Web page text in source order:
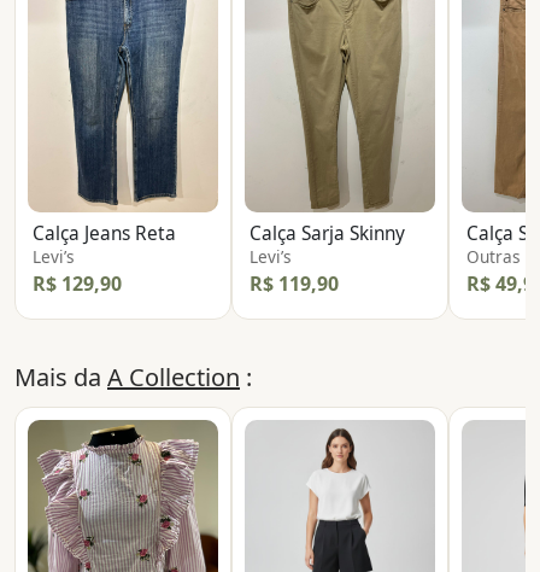
Calça Jeans Reta
Levi’s
R$ 129,90
Calça Sarja Skinny
Levi’s
R$ 119,90
Calça
Outras
R$
Mais da A Collection :